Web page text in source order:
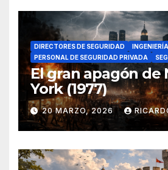
DIRECTORES DE SEGURIDAD
PERSONAL DE SEGURIDAD PRIVADA
El gran apagón de
York (1977)
20 MARZO, 2026